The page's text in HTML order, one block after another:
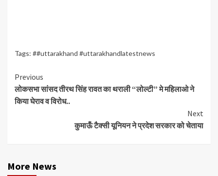
Tags: ##uttarakhand #uttarakhandlatestnews
Continue
Reading
Previous
लोकसभा सांसद तीरथ सिंह रावत का थराली “लोल्टी” मे महिलाओ ने
किया घेराव व विरोध..
Next
कुमाऊँ टैक्सी यूनियन ने प्रदेश सरकार को चेताया
More News